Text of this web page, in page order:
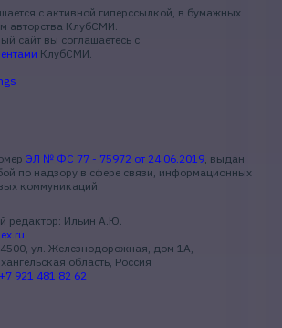
с активной гиперссылкой, в бумажных
авторства КлубСМИ.
сайт вы соглашаетесь с
КлубСМИ.
ЭЛ № ФС 77 - 75972 от 24.06.2019, выдан
по надзору в сфере связи, информационных
коммуникаций.
редактор: Ильин А.Ю.
ул. Железнодорожная, дом 1А,
область, Россия
+7 921 481 82 62